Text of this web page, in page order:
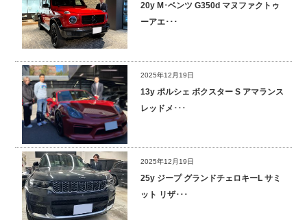
20y M･ベンツ G350d マヌファクトゥ
ーアエ･･･
2025年12月19日
13y ポルシェ ボクスター S アマランス
レッドメ･･･
2025年12月19日
25y ジープ グランドチェロキーL サミ
ット リザ･･･